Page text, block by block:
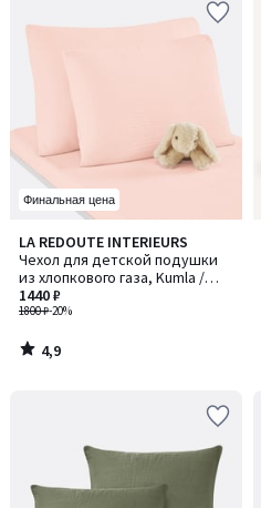
Финальная цена
LA REDOUTE INTERIEURS
Чехол для детской подушки
из хлопкового газа, Kumla /
Кумла
1800 ₽-20%
1440 ₽
4,9
/ 5
4,9
/